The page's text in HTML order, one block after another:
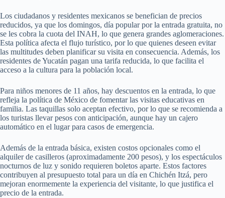
Los ciudadanos y residentes mexicanos se benefician de precios
reducidos, ya que los domingos, día popular por la entrada gratuita, no
se les cobra la cuota del INAH, lo que genera grandes aglomeraciones.
Esta política afecta el flujo turístico, por lo que quienes deseen evitar
las multitudes deben planificar su visita en consecuencia. Además, los
residentes de Yucatán pagan una tarifa reducida, lo que facilita el
acceso a la cultura para la población local.
Para niños menores de 11 años, hay descuentos en la entrada, lo que
refleja la política de México de fomentar las visitas educativas en
familia. Las taquillas solo aceptan efectivo, por lo que se recomienda a
los turistas llevar pesos con anticipación, aunque hay un cajero
automático en el lugar para casos de emergencia.
Además de la entrada básica, existen costos opcionales como el
alquiler de casilleros (aproximadamente 200 pesos), y los espectáculos
nocturnos de luz y sonido requieren boletos aparte. Estos factores
contribuyen al presupuesto total para un día en Chichén Itzá, pero
mejoran enormemente la experiencia del visitante, lo que justifica el
precio de la entrada.